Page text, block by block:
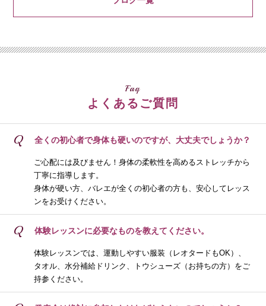
Faq
よくあるご質問
Q 全くの初心者で身体も硬いのですが、大丈夫でしょうか？
ご心配には及びません！身体の柔軟性を高めるストレッチから
丁寧に指導します。
身体が硬い方、バレエが全くの初心者の方も、安心してレッス
ンをお受けください。
Q 体験レッスンに必要なものを教えてください。
体験レッスンでは、運動しやすい服装（レオタードもOK）、
タオル、水分補給ドリンク、トウシューズ（お持ちの方）をご
持参ください。